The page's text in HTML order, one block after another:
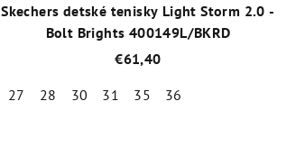
Skechers detské tenisky Light Storm 2.0 -
Bolt Brights 400149L/BKRD
€61,40
27
28 30 31 35 36